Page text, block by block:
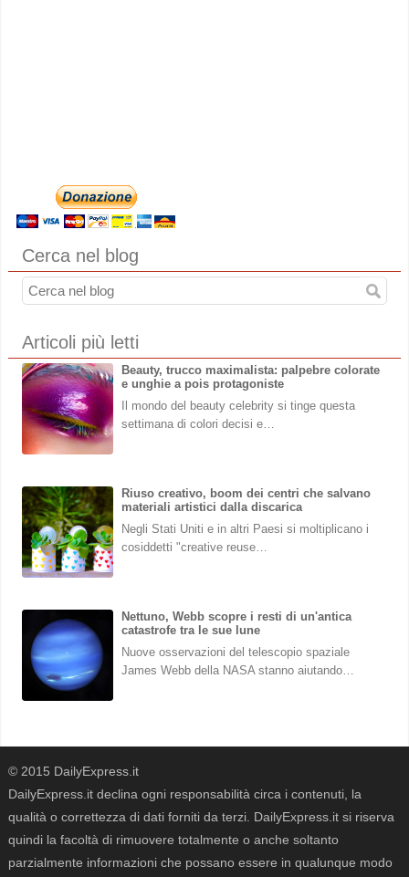
Cerca nel blog
Articoli più letti
Beauty, trucco maximalista: palpebre colorate
e unghie a pois protagoniste
Il mondo del beauty celebrity si tinge questa
settimana di colori decisi e…
Riuso creativo, boom dei centri che salvano
materiali artistici dalla discarica
Negli Stati Uniti e in altri Paesi si moltiplicano i
cosiddetti "creative reuse…
Nettuno, Webb scopre i resti di un'antica
catastrofe tra le sue lune
Nuove osservazioni del telescopio spaziale
James Webb della NASA stanno aiutando…
© 2015 DailyExpress.it
DailyExpress.it declina ogni responsabilità circa i contenuti, la
qualità o correttezza di dati forniti da terzi. DailyExpress.it si riserva
quindi la facoltà di rimuovere totalmente o anche soltanto
parzialmente informazioni che possano essere in qualunque modo